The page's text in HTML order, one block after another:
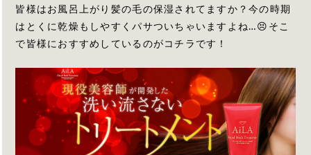
皆様はお風呂上がり髪の毛の保湿されてますか？今の時期
はとくに乾燥もしやすくパサついちゃいますよね…😣そこ
で皆様におすすめしているのがコチラです！